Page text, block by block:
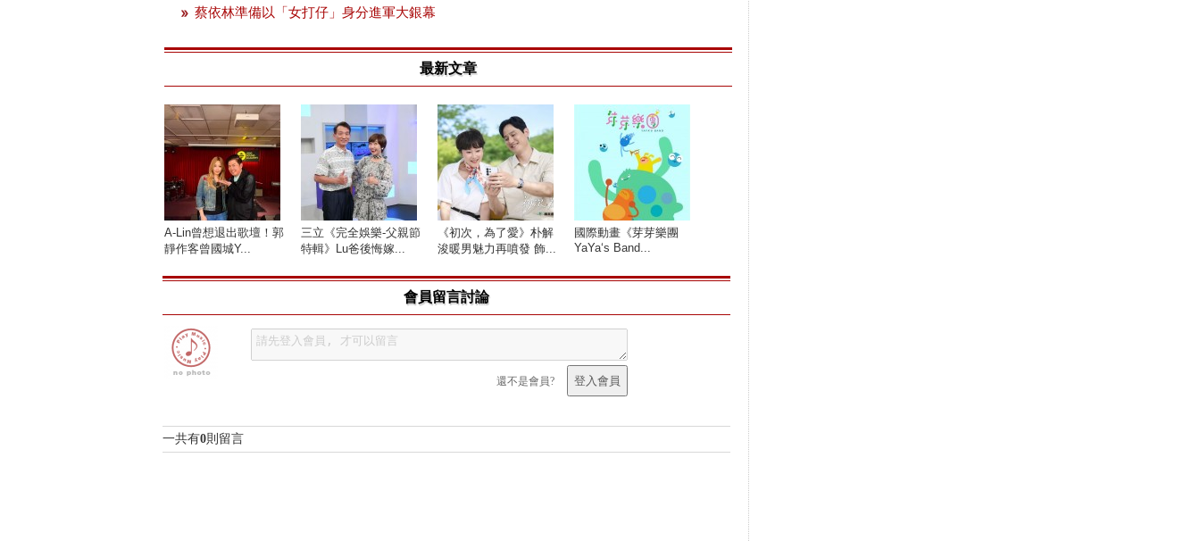
蔡依林準備以「女打仔」身分進軍大銀幕
最新文章
A-Lin曾想退出歌壇！郭
靜作客曾國城Y...
三立《完全娛樂-父親節
特輯》Lu爸後悔嫁...
《初次，為了愛》朴解
浚暖男魅力再噴發 飾...
國際動畫《芽芽樂團
YaYa‘s Band...
會員留言討論
還不是會員?
一共有0則留言